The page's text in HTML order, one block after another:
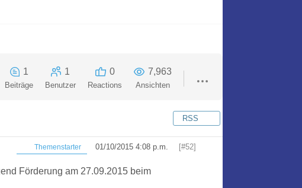
1
Beiträge
1
Benutzer
0
Reactions
7,963
Ansichten
RSS
Themenstarter 01/10/2015 4:08 p.m. [#52]
Förderung am 27.09.2015 beim